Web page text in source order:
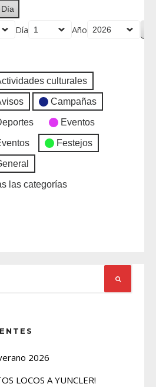
Día
Día Año
culturales
Campañas
Eventos
Festejos
las categorías
2026
LOCOS A YUNCLER!